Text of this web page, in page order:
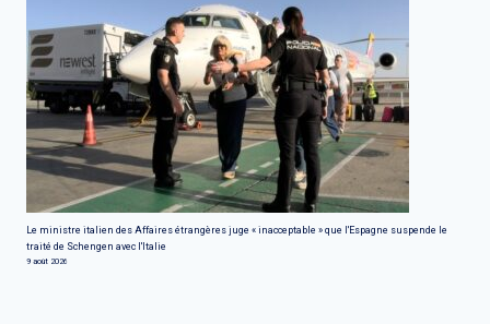
Le ministre italien des Affaires étrangères juge « inacceptable » que l'Espagne suspende le
traité de Schengen avec l'Italie
9 août 2026